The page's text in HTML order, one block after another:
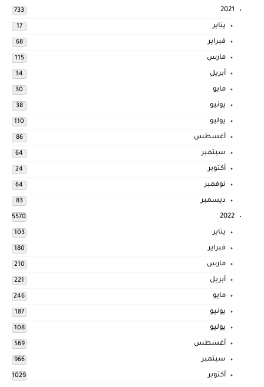
2021
733
يناير 17
فبراير 68
مارس 115
أبريل 34
مايو 30
يونيو 38
يوليو 110
أغسطس 86
سبتمبر 64
أكتوبر 24
نوفمبر 64
ديسمبر 83
2022
5570
يناير 103
فبراير 180
مارس 210
أبريل 221
مايو 246
يونيو 187
يوليو 108
أغسطس 569
سبتمبر 966
أكتوبر 1029